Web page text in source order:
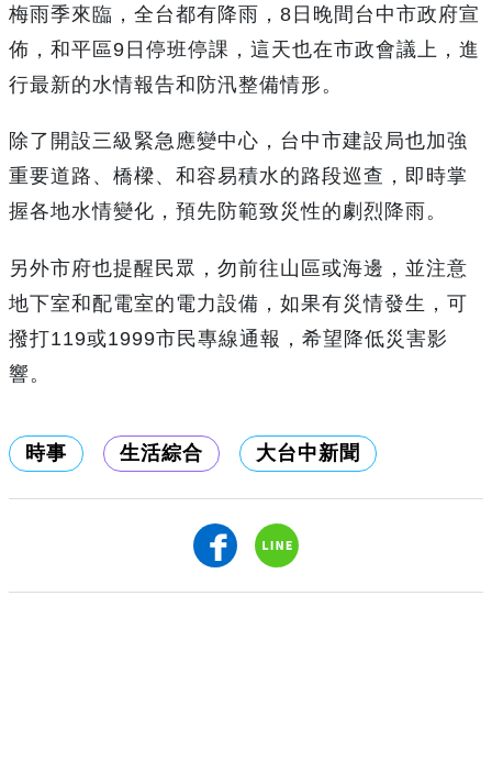
梅雨季來臨，全台都有降雨，8日晚間台中市政府宣
佈，和平區9日停班停課，這天也在市政會議上，進
行最新的水情報告和防汛整備情形。
除了開設三級緊急應變中心，台中市建設局也加強
重要道路、橋樑、和容易積水的路段巡查，即時掌
握各地水情變化，預先防範致災性的劇烈降雨。
另外市府也提醒民眾，勿前往山區或海邊，並注意
地下室和配電室的電力設備，如果有災情發生，可
撥打119或1999市民專線通報，希望降低災害影
響。
時事 生活綜合 大台中新聞